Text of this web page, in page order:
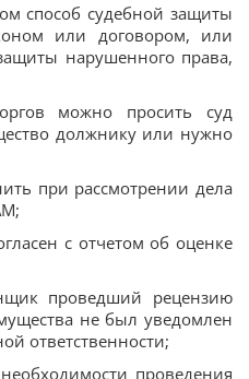
способ судебной защиты
или договором, или
нарушенного права,
можно просить суд
должнику или нужно
при рассмотрении дела
с отчетом об оценке
проведший рецензию
не был уведомлен
ответственности;
проведения